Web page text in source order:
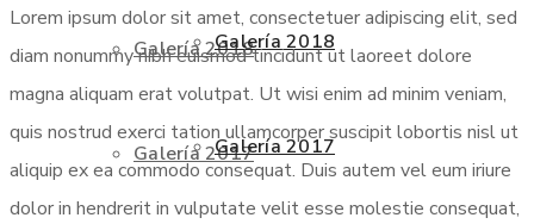
Galería 2018
Galería 2017
Galería 2018
Galería 2017
Lorem ipsum dolor sit amet, consectetuer adipiscing elit, sed
diam nonummy nibh euismod tincidunt ut laoreet dolore
magna aliquam erat volutpat. Ut wisi enim ad minim veniam,
quis nostrud exerci tation ullamcorper suscipit lobortis nisl ut
aliquip ex ea commodo consequat. Duis autem vel eum iriure
dolor in hendrerit in vulputate velit esse molestie consequat,